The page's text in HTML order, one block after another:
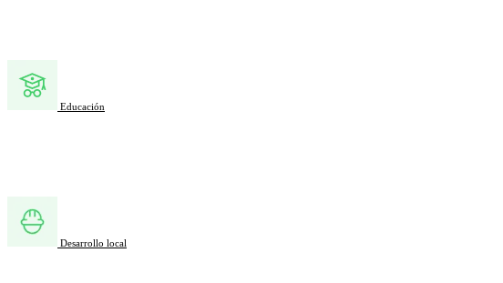
Educación
Desarrollo local